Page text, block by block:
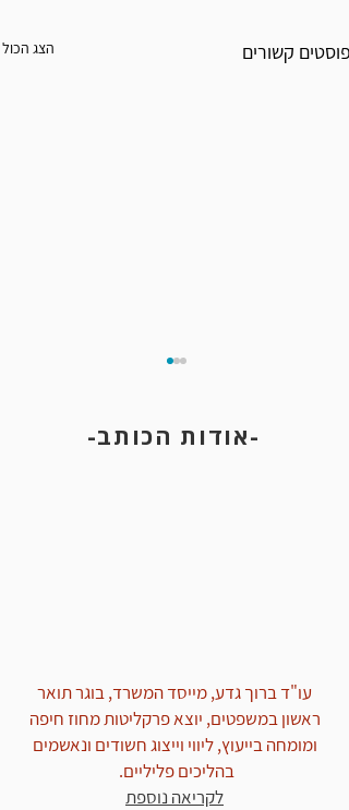
פוסטים קשורים הצג הכול
-אודות הכותב-
עו"ד ברוך גדע, מייסד המשרד, בוגר תואר
ראשון במשפטים, יוצא פרקליטות מחוז חיפה
ומומחה בייעוץ, ליווי וייצוג חשודים ונאשמים
בהליכים פליליים.
לקריאה נוספת